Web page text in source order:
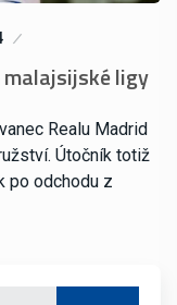
ligy
Realu Madrid
Útočník totiž
po odchodu z